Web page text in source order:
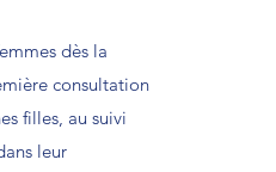
dès la
consultation
filles, au suivi
leur